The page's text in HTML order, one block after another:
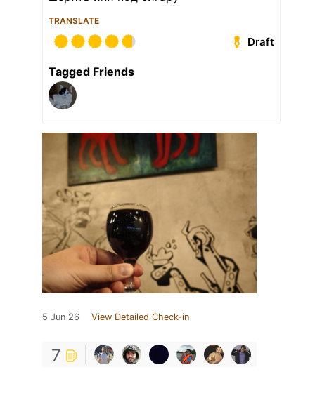
TRANSLATE
Draft
Tagged Friends
5 Jun 26 View Detailed Check-in
7